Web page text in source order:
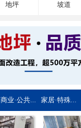
地坪
坡道
商业·公共... 家居·特殊...